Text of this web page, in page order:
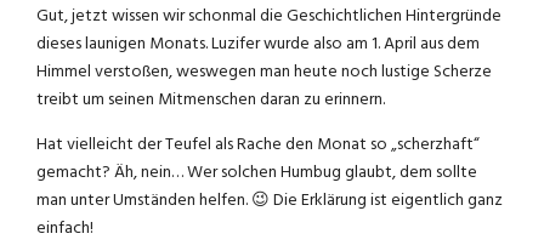
Gut, jetzt wissen wir schonmal die Geschichtlichen Hintergründe
dieses launigen Monats. Luzifer wurde also am 1. April aus dem
Himmel verstoßen, weswegen man heute noch lustige Scherze
treibt um seinen Mitmenschen daran zu erinnern.
Hat vielleicht der Teufel als Rache den Monat so „scherzhaft“
gemacht? Äh, nein… Wer solchen Humbug glaubt, dem sollte
man unter Umständen helfen. 😉 Die Erklärung ist eigentlich ganz
einfach!